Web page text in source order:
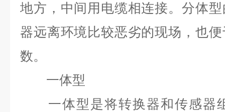
地方，中间用电缆相连接。分体
器远离环境比较恶劣的现场，也
数。
一体型
一体型是将转换器和传感器